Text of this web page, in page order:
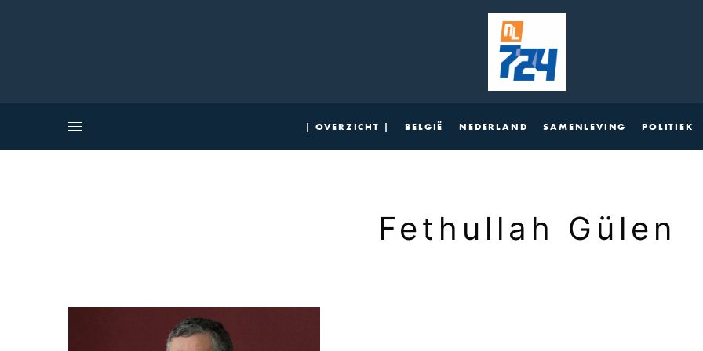
| OVERZICHT | BELGIË NEDERLAND SAMENLEVING POLITIEK
Fethullah Gülen